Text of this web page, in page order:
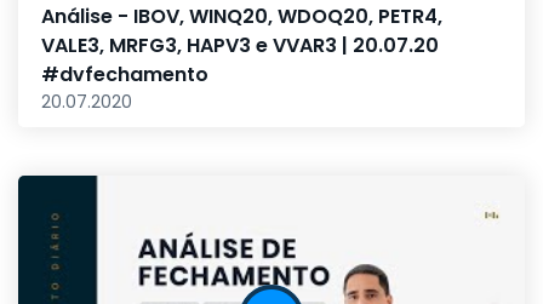
Análise - IBOV, WINQ20, WDOQ20, PETR4,
VALE3, MRFG3, HAPV3 e VVAR3 | 20.07.20
#dvfechamento
20.07.2020